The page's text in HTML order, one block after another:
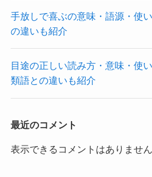
手放しで喜ぶの意味・語源・使
の違いも紹介
目途の正しい読み方・意味・使
類語との違いも紹介
最近のコメント
表示できるコメントはありません